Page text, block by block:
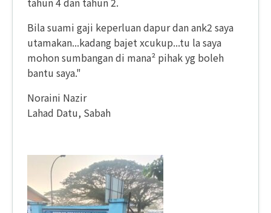
Bila suami gaji keperluan dapur dan ank2 saya
utamakan...kadang bajet xcukup...tu la saya
mohon sumbangan di mana² pihak yg boleh
bantu saya."
Noraini Nazir
Lahad Datu, Sabah